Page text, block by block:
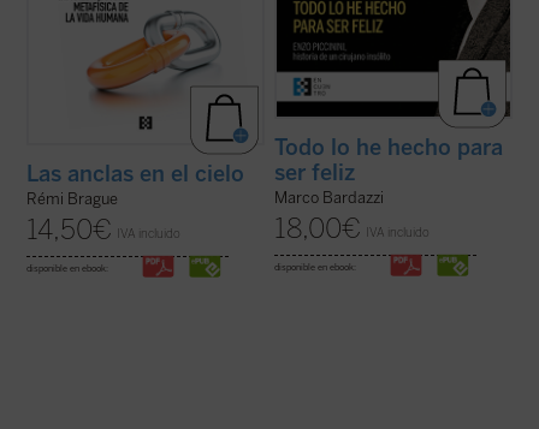
Las anclas en el cielo
Rémi Brague
14,50€ IVA incluido
disponible en ebook:
Todo lo he hecho para
ser feliz
Marco Bardazzi
18,00€ IVA incluido
disponible en ebook: